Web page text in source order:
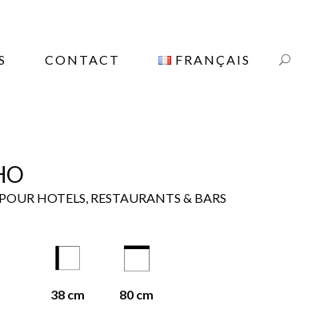
CONTACT FRANÇAIS
HOTELS, RESTAURANTS & BARS
38 cm 80 cm